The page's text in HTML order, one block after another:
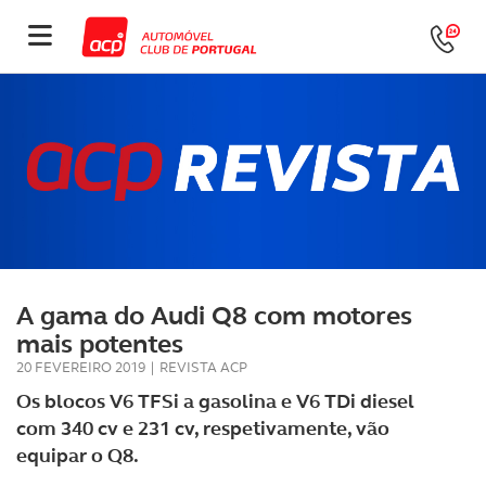
A gama do Audi Q8 com motores
mais potentes
20 FEVEREIRO 2019 | REVISTA ACP
Os blocos V6 TFSi a gasolina e V6 TDi diesel
com 340 cv e 231 cv, respetivamente, vão
equipar o Q8.